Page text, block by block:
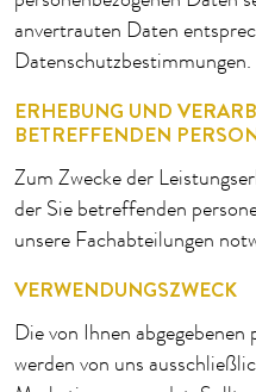
anvertrauten Daten
Datenschutzbestimmungen.
ERHEBUNG UND
BETREFFENDEN
Zum Zwecke der
der Sie betreffenden
unsere Fachabteilungen
VERWENDUNGSZWECK
Die von Ihnen
werden von uns